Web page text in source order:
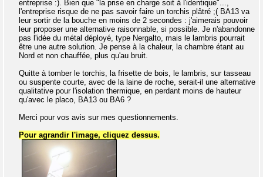
entreprise :). Bien que "la prise en charge soit à l'identique"...,
l'entreprise risque de ne pas savoir faire un torchis plâtré ;( BA13 va
leur sortir de la bouche en moins de 2 secondes : j'aimerais pouvoir
leur proposer une alternative raisonnable, si possible. Je n'abandonne
pas l'idée du métal déployé, type Nergalto, mais le lambris pourrait
être une autre solution. Je pense à la chaleur, la chambre étant au
Nord et non chauffée, plus qu'au bruit.
Quitte à tomber le torchis, la frisette de bois, le lambris, sur tasseau
ou suspente courte, avec de la laine de roche, serait-il une alternative
qualitative pour l'isolation thermique, en perdant moins de hauteur
qu'avec le placo, BA13 ou BA6 ?
Merci pour vos avis sur mes questionnements.
Pour agrandir l'image, cliquez dessus.